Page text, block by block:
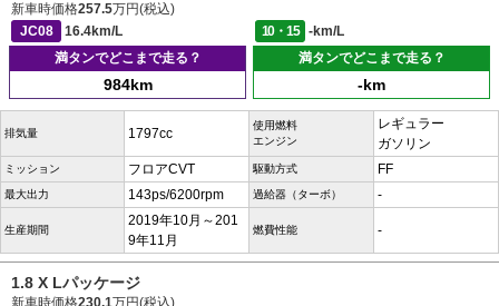
新車時価格257.5万円(税込)
JC08
16.4km/L 10・15
-km/L
満タンでどこまで走る？
984km
満タンでどこまで走る？
-km
排気量 1797cc
使用燃料
エンジン
レギュラー
ガソリン
ミッション フロアCVT 駆動方式 FF
最大出力 143ps/6200rpm 過給器（ターボ） -
生産期間
2019年10月～201
9年11月
燃費性能 -
1.8 X Lパッケージ